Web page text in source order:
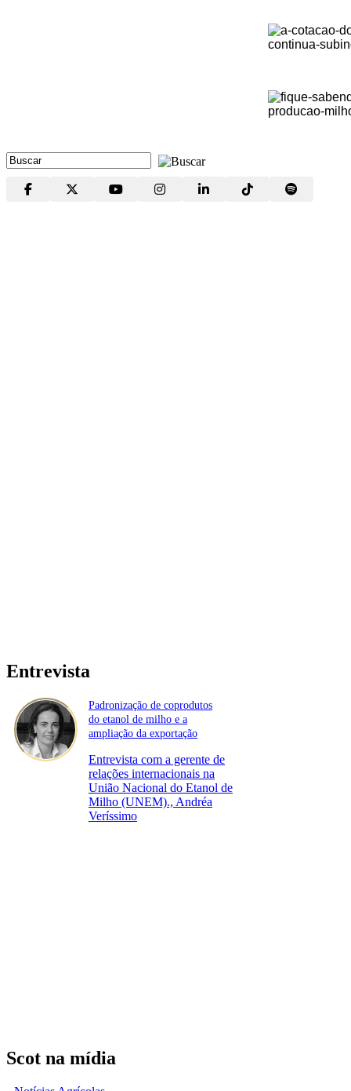
Entrevista
Padronização de coprodutos
do etanol de milho e a
ampliação da exportação
Entrevista com a gerente de
relações internacionais na
União Nacional do Etanol de
Milho (UNEM)., Andréa
Veríssimo
Scot na mídia